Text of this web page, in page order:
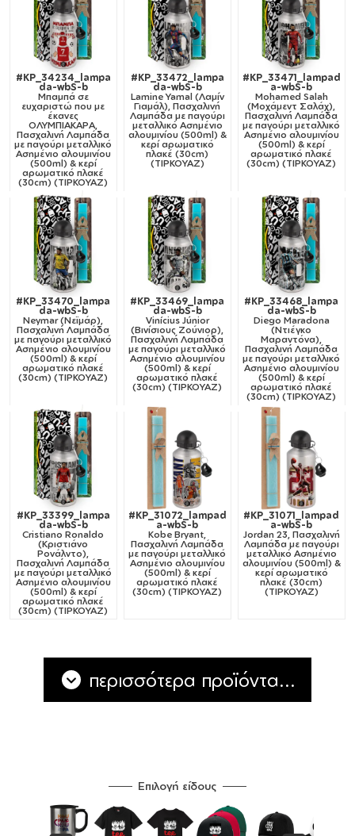
#KP_34234_lampa
da-wbS-b
Μπαμπά σε
ευχαριστώ που με
έκανες
ΟΛΥΜΠΙΑΚΑΡΑ,
Πασχαλινή Λαμπάδα
με παγούρι μεταλλικό
Ασημένιο αλουμινίου
(500ml) & κερί
αρωματικό πλακέ
(30cm) (ΤΙΡΚΟΥΑΖ)
#KP_33472_lampa
da-wbS-b
Lamine Yamal (Λαμίν
Γιαμάλ), Πασχαλινή
Λαμπάδα με παγούρι
μεταλλικό Ασημένιο
αλουμινίου (500ml) &
κερί αρωματικό
πλακέ (30cm)
(ΤΙΡΚΟΥΑΖ)
#KP_33471_lampad
a-wbS-b
Mohamed Salah
(Μοχάμεντ Σαλάχ),
Πασχαλινή Λαμπάδα
με παγούρι μεταλλικό
Ασημένιο αλουμινίου
(500ml) & κερί
αρωματικό πλακέ
(30cm) (ΤΙΡΚΟΥΑΖ)
#KP_33470_lampa
da-wbS-b
Neymar (Νεϊμάρ),
Πασχαλινή Λαμπάδα
με παγούρι μεταλλικό
Ασημένιο αλουμινίου
(500ml) & κερί
αρωματικό πλακέ
(30cm) (ΤΙΡΚΟΥΑΖ)
#KP_33469_lampa
da-wbS-b
Vinícius Júnior
(Βινίσιους Ζούνιορ),
Πασχαλινή Λαμπάδα
με παγούρι μεταλλικό
Ασημένιο αλουμινίου
(500ml) & κερί
αρωματικό πλακέ
(30cm) (ΤΙΡΚΟΥΑΖ)
#KP_33468_lampa
da-wbS-b
Diego Maradona
(Ντιέγκο
Μαραντόνα),
Πασχαλινή Λαμπάδα
με παγούρι μεταλλικό
Ασημένιο αλουμινίου
(500ml) & κερί
αρωματικό πλακέ
(30cm) (ΤΙΡΚΟΥΑΖ)
#KP_33399_lampa
da-wbS-b
Cristiano Ronaldo
(Κριστιάνο
Ρονάλντο),
Πασχαλινή Λαμπάδα
με παγούρι μεταλλικό
Ασημένιο αλουμινίου
(500ml) & κερί
αρωματικό πλακέ
(30cm) (ΤΙΡΚΟΥΑΖ)
#KP_31072_lampad
a-wbS-b
Kobe Bryant,
Πασχαλινή Λαμπάδα
με παγούρι μεταλλικό
Ασημένιο αλουμινίου
(500ml) & κερί
αρωματικό πλακέ
(30cm) (ΤΙΡΚΟΥΑΖ)
#KP_31071_lampad
a-wbS-b
Jordan 23, Πασχαλινή
Λαμπάδα με παγούρι
μεταλλικό Ασημένιο
αλουμινίου (500ml) &
κερί αρωματικό
πλακέ (30cm)
(ΤΙΡΚΟΥΑΖ)
περισσότερα προϊόντα...
Επιλογή είδους